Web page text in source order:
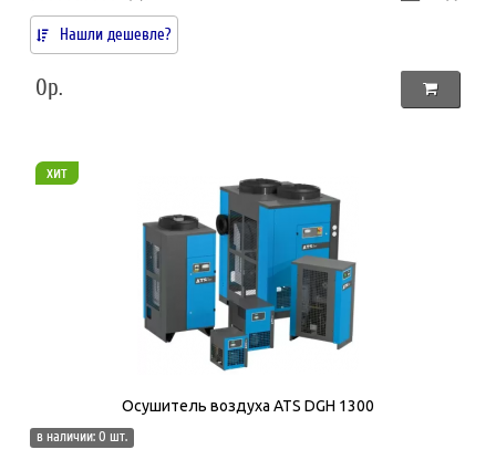
Нашли дешевле?
0р.
хит
Осушитель воздуха ATS DGH 1300
в наличии: 0 шт.